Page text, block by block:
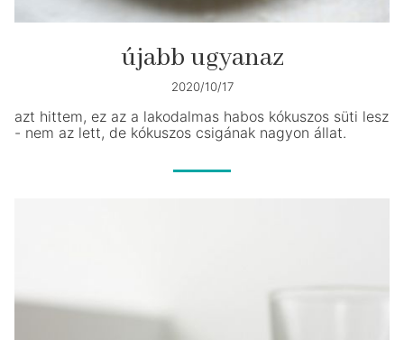
újabb ugyanaz
2020/10/17
azt hittem, ez az a lakodalmas habos kókuszos süti lesz
- nem az lett, de kókuszos csigának nagyon állat.